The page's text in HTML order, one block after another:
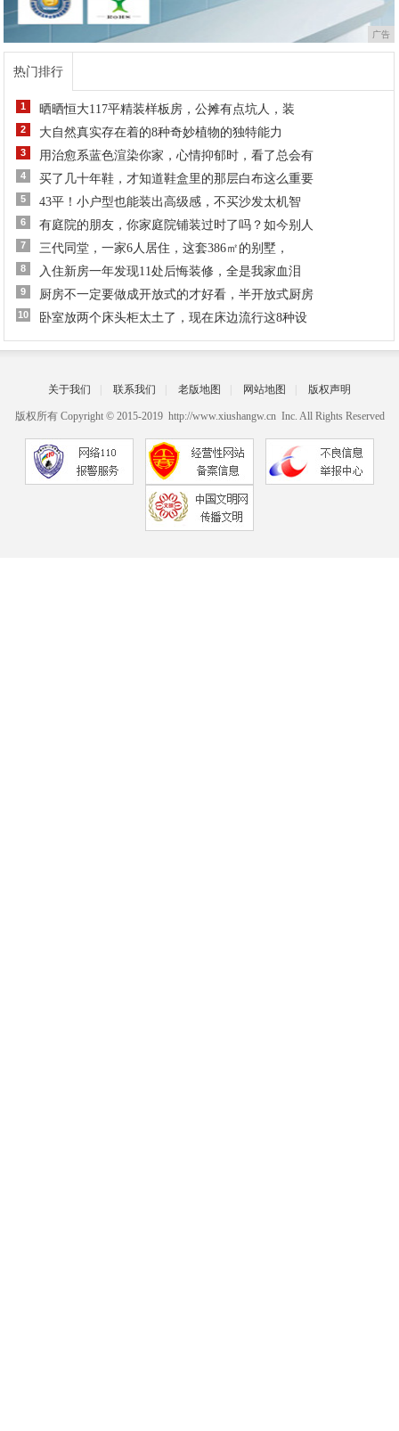
广告
热门排行
1 晒晒恒大117平精装样板房，公摊有点坑人，装
2 大自然真实存在着的8种奇妙植物的独特能力
3 用治愈系蓝色渲染你家，心情抑郁时，看了总会有
4 买了几十年鞋，才知道鞋盒里的那层白布这么重要
5 43平！小户型也能装出高级感，不买沙发太机智
6 有庭院的朋友，你家庭院铺装过时了吗？如今别人
7 三代同堂，一家6人居住，这套386㎡的别墅，
8 入住新房一年发现11处后悔装修，全是我家血泪
9 厨房不一定要做成开放式的才好看，半开放式厨房
10 卧室放两个床头柜太土了，现在床边流行这8种设
关于我们 联系我们 老版地图 网站地图 版权声明
版权所有 Copyright © 2015-2019 http://www.xiushangw.cn Inc. All Rights Reserved